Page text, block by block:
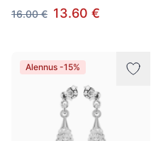
16.00 € 13.60 €
Alennus -15%